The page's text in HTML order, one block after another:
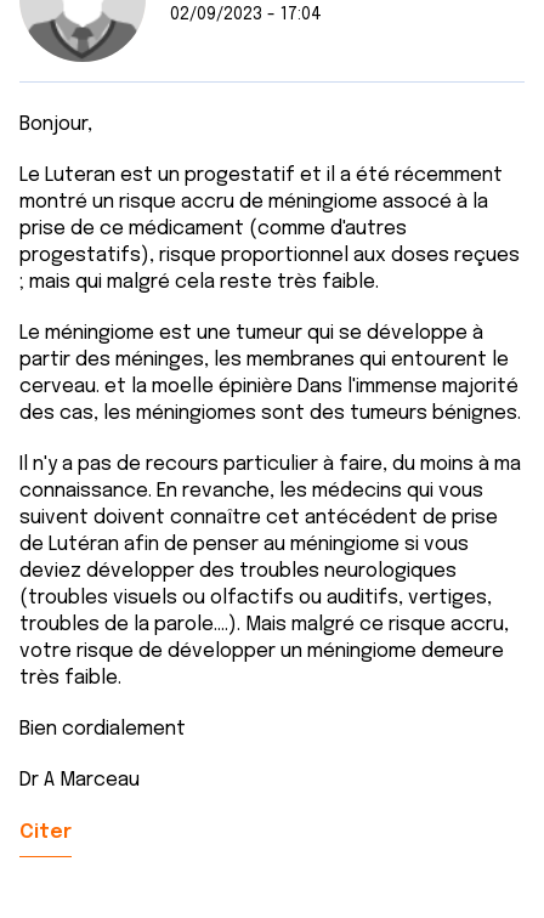
02/09/2023 - 17:04
Bonjour,
Le Luteran est un progestatif et il a été récemment
montré un risque accru de méningiome assocé à la
prise de ce médicament (comme d'autres
progestatifs), risque proportionnel aux doses reçues
; mais qui malgré cela reste très faible.
Le méningiome est une tumeur qui se développe à
partir des méninges, les membranes qui entourent le
cerveau. et la moelle épinière Dans l'immense majorité
des cas, les méningiomes sont des tumeurs bénignes.
Il n'y a pas de recours particulier à faire, du moins à ma
connaissance. En revanche, les médecins qui vous
suivent doivent connaître cet antécédent de prise
de Lutéran afin de penser au méningiome si vous
deviez développer des troubles neurologiques
(troubles visuels ou olfactifs ou auditifs, vertiges,
troubles de la parole....). Mais malgré ce risque accru,
votre risque de développer un méningiome demeure
très faible.
Bien cordialement
Dr A Marceau
Citer